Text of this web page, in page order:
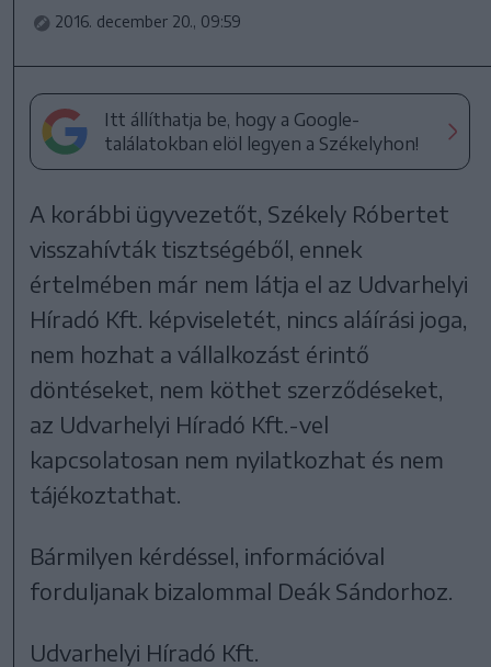
2016. december 20., 09:59
Itt állíthatja be, hogy a Google-
találatokban elöl legyen a Székelyhon!
A korábbi ügyvezetőt, Székely Róbertet
visszahívták tisztségéből, ennek
értelmében már nem látja el az Udvarhelyi
Híradó Kft. képviseletét, nincs aláírási joga,
nem hozhat a vállalkozást érintő
döntéseket, nem köthet szerződéseket,
az Udvarhelyi Híradó Kft.-vel
kapcsolatosan nem nyilatkozhat és nem
tájékoztathat.
Bármilyen kérdéssel, információval
forduljanak bizalommal Deák Sándorhoz.
Udvarhelyi Híradó Kft.